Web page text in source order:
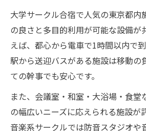
大学サークル合宿で人気の東京都内
の良さと多目的利用が可能な設備が
えば、都心から電車で1時間以内で
駅から送迎バスがある施設は移動の
ての幹事でも安心です。
また、会議室・和室・大浴場・食堂
の幅広いニーズに応えられる施設が
音楽系サークルでは防音スタジオや